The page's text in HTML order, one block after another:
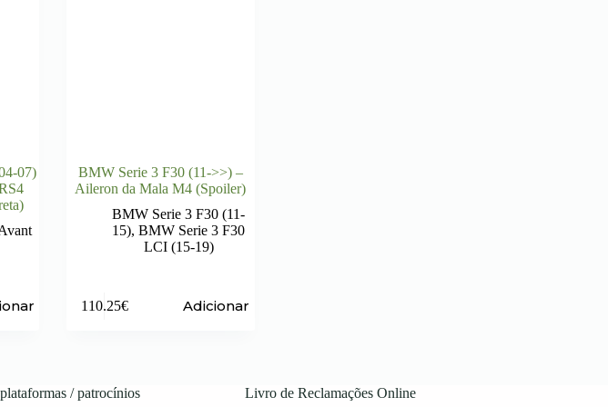
07)
BMW Serie 3 F30 (11->>) –
Aileron da Mala M4 (Spoiler)
BMW Serie 3 F30 (11-
15),BMW Serie 3 F30
LCI (15-19)
110.25€ Adicionar
/ patrocínios Livro de Reclamações Online